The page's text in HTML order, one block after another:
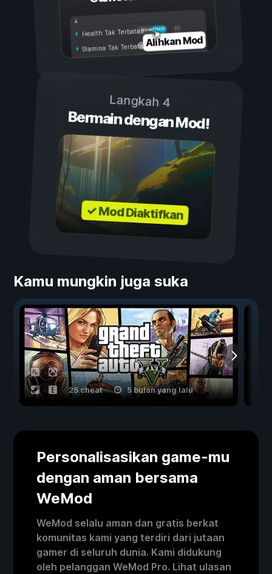
Aktif
Nonaktif
Health Tak Terbatas
Stamina Tak TerbatasAlihkan Mod
Langkah 4
Bermain dengan Mod!
✓ Mod Diaktifkan
Kamu mungkin juga suka
25 cheat 5 bulan yang lalu
Personalisasikan game-mu
dengan aman bersama
WeMod
WeMod selalu aman dan gratis berkat
komunitas kami yang terdiri dari jutaan
gamer di seluruh dunia. Kami didukung
oleh pelanggan WeMod Pro. Lihat ulasan